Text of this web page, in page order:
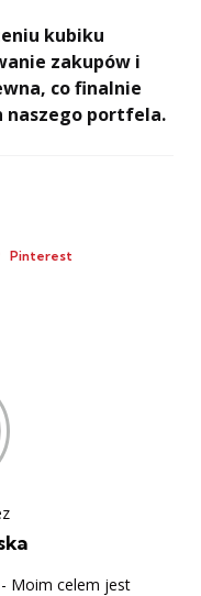
kubiku
zakupów i
co finalnie
naszego portfela.
Pinterest
Moim celem jest